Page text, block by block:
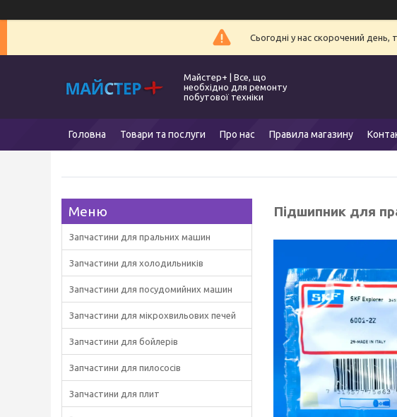
Сьогодні у нас скорочений
Майстер+ | Все, що
необхідно для ремонту
побутової техніки
Головна Товари та послуги Про нас Правила магазину
Підшипник для
Запчастини для пральних машин
Запчастини для холодильників
Запчастини для посудомийних машин
Запчастини для мікрохвильових печей
Запчастини для бойлерів
Запчастини для пилососів
Запчастини для плит